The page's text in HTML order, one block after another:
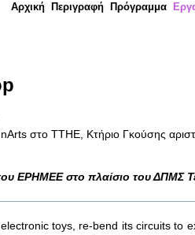
Αρχική Περιγραφή Πρόγραμμα
στο ΤΤΗΕ, Κτήριο Γκούσης
ΕΡΗΜΕΕ στο πλαίσιο του ΔΠΜΣ
toys, re-bend its circuits to